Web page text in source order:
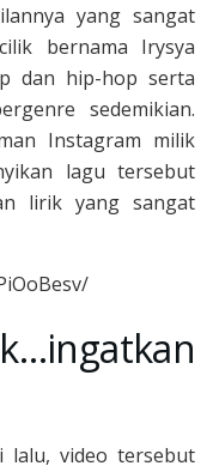
yang sangat
bernama Irysya
dan hip-hop serta
sedemikian.
Instagram milik
lagu tersebut
lirik yang sangat
lalu, video tersebut